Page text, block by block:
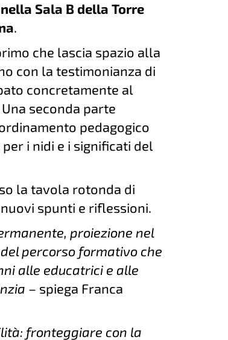
Sala B della Torre
.
che lascia spazio alla
con la testimonianza di
concretamente al
seconda parte
pedagogico
i nidi e i significati del
la tavola rotonda di
spunti e riflessioni.
proiezione nel
percorso formativo che
alle educatrici e alle
– spiega Franca
fronteggiare con la